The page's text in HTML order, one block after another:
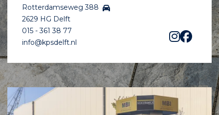
Rotterdamseweg 388
2629 HG Delft
015 - 361 38 77
info@kpsdelft.nl